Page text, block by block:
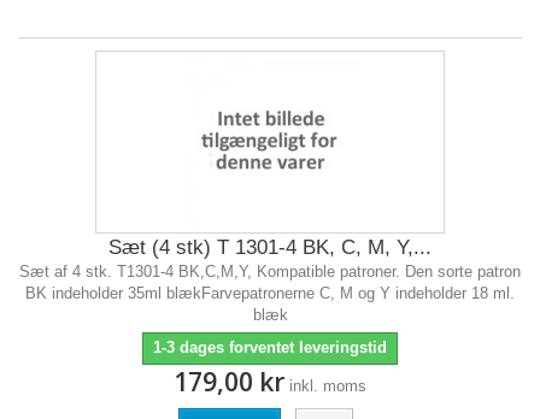
Sæt (4 stk) T 1301-4 BK, C, M, Y,...
Sæt af 4 stk. T1301-4 BK,C,M,Y, Kompatible patroner. Den sorte patron
BK indeholder 35ml blækFarvepatronerne C, M og Y indeholder 18 ml.
blæk
1-3 dages forventet leveringstid
179,00 kr inkl. moms